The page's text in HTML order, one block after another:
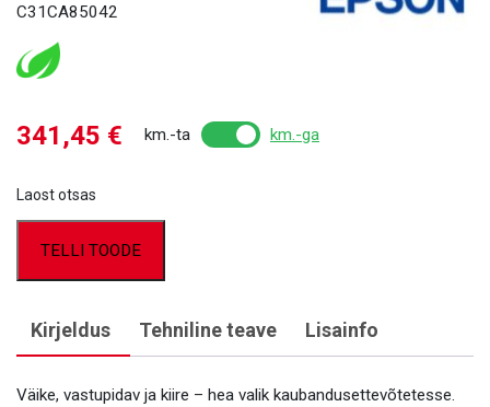
C31CA85042
341,45 € km.-ta km.-ga
Laost otsas
TELLI TOODE
Kirjeldus Tehniline teave Lisainfo
Väike, vastupidav ja kiire – hea valik kaubandusettevõtetesse.